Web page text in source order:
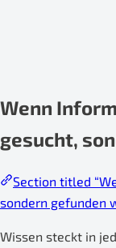
Wenn
gesucht,
Section titled
sondern gefunden
Wissen steckt in